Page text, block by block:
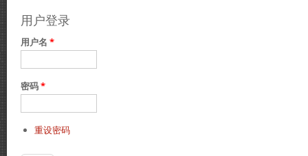
用户登录
用户名 *
密码*
重设密码